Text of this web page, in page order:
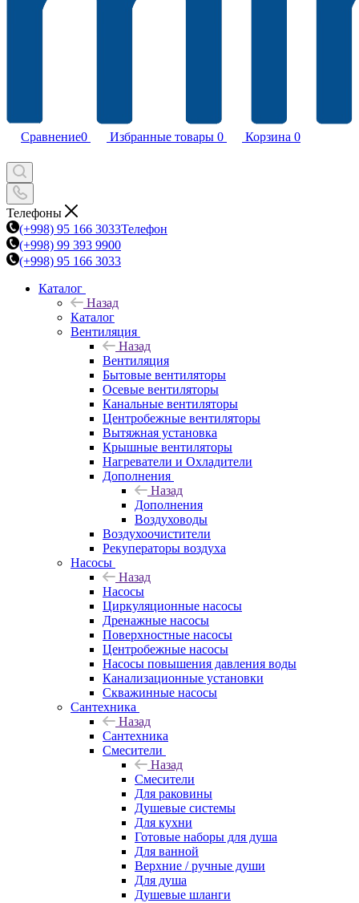
Сравнение0 Избранные товары 0 Корзина 0
Телефоны
(+998) 95 166 3033Телефон
(+998) 99 393 9900
(+998) 95 166 3033
Каталог
Назад
Каталог
Вентиляция
Назад
Вентиляция
Бытовые вентиляторы
Осевые вентиляторы
Канальные вентиляторы
Центробежные вентиляторы
Вытяжная установка
Крышные вентиляторы
Нагреватели и Охладители
Дополнения
Назад
Дополнения
Воздуховоды
Воздухоочистители
Рекуператоры воздуха
Насосы
Назад
Насосы
Циркуляционные насосы
Дренажные насосы
Поверхностные насосы
Центробежные насосы
Насосы повышения давления воды
Канализационные установки
Скважинные насосы
Сантехника
Назад
Сантехника
Смесители
Назад
Смесители
Для раковины
Душевые системы
Для кухни
Готовые наборы для душа
Для ванной
Верхние / ручные души
Для душа
Душевые шланги